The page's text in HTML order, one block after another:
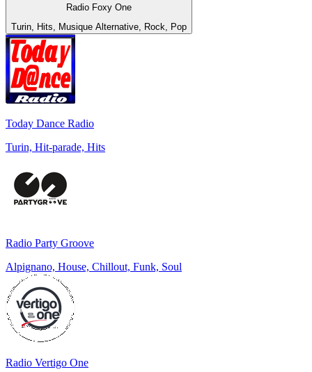
Radio Foxy One
Turin, Hits, Musique Alternative, Rock, Pop
Today Dance Radio
Turin, Hit-parade, Hits
Radio Party Groove
Alpignano, House, Chillout, Funk, Soul
Radio Vertigo One